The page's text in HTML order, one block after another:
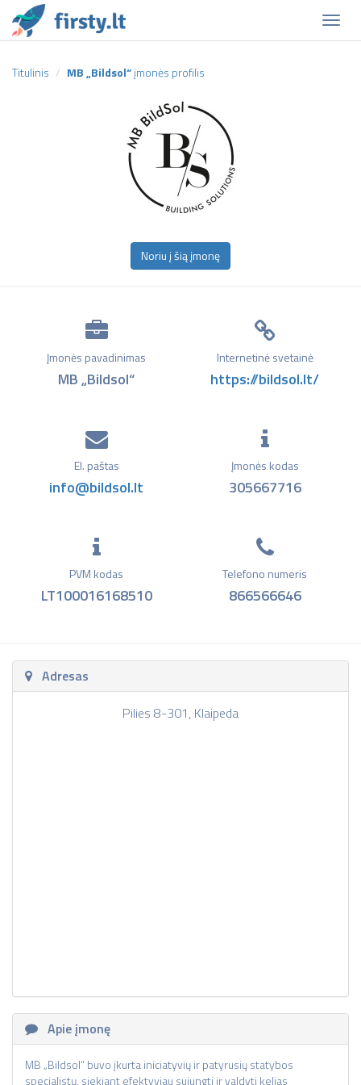
Titulinis MB „Bildsol“įmonės profilis
Noriu į šią įmonę
Įmonės pavadinimas
MB „Bildsol“
Internetinė svetainė
https://bildsol.lt/
El. paštas
info@bildsol.lt
Įmonės kodas
305667716
PVM kodas
LT100016168510
Telefono numeris
866566646
Adresas
Pilies 8-301, Klaipeda
Apie įmonę
MB „Bildsol“ buvo įkurta iniciatyvių ir patyrusių statybos
specialistų, siekiant efektyviau sujungti ir valdyti kelias